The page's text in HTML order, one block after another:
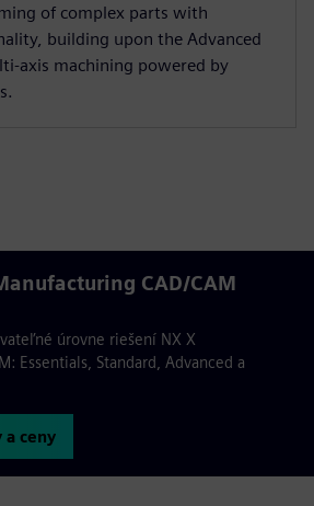
of complex parts with
building upon the Advanced
axis machining powered by
CAD/CAM
úrovne riešení NX X
Essentials, Standard, Advanced a
a ceny